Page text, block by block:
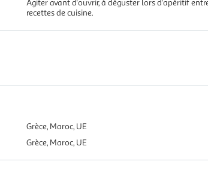
Agiter avant d'ouvrir, à déguster lors d'apéritif
recettes de cuisine.
Grèce, Maroc, UE
Grèce, Maroc, UE